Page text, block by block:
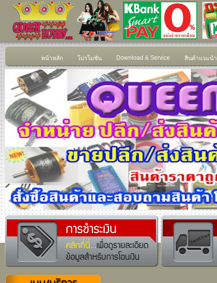
หน้าหลัก โปรโมชั่น Download & Service สินค้าแนะนำ